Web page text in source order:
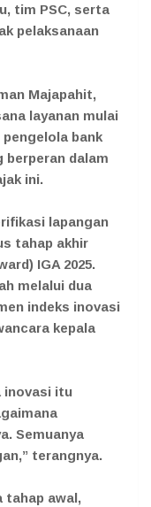
tim PSC, serta
pelaksanaan
Majapahit,
layanan mulai
bank
berperan dalam
ini.
lapangan
tahap akhir
IGA 2025.
melalui dua
indeks inovasi
kepala
inovasi itu
Semuanya
terangnya.
tahap awal,